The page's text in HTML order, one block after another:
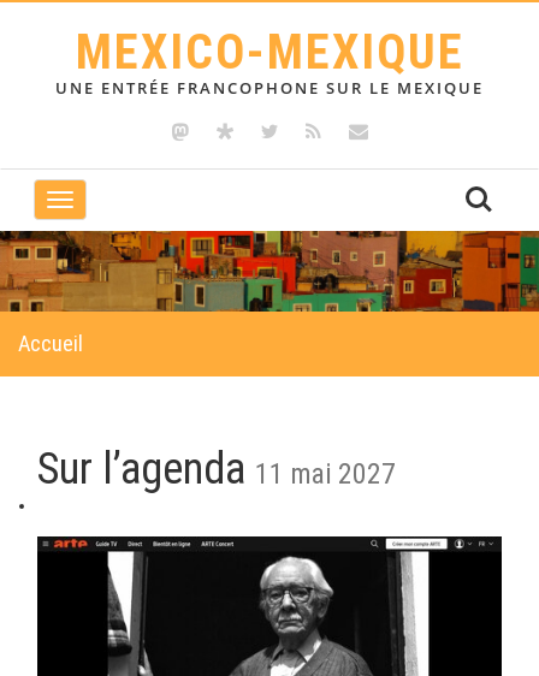
MEXICO-MEXIQUE
UNE ENTRÉE FRANCOPHONE SUR LE MEXIQUE
Toggle
navigation
Accueil
Sur l’agenda 11 mai 2027